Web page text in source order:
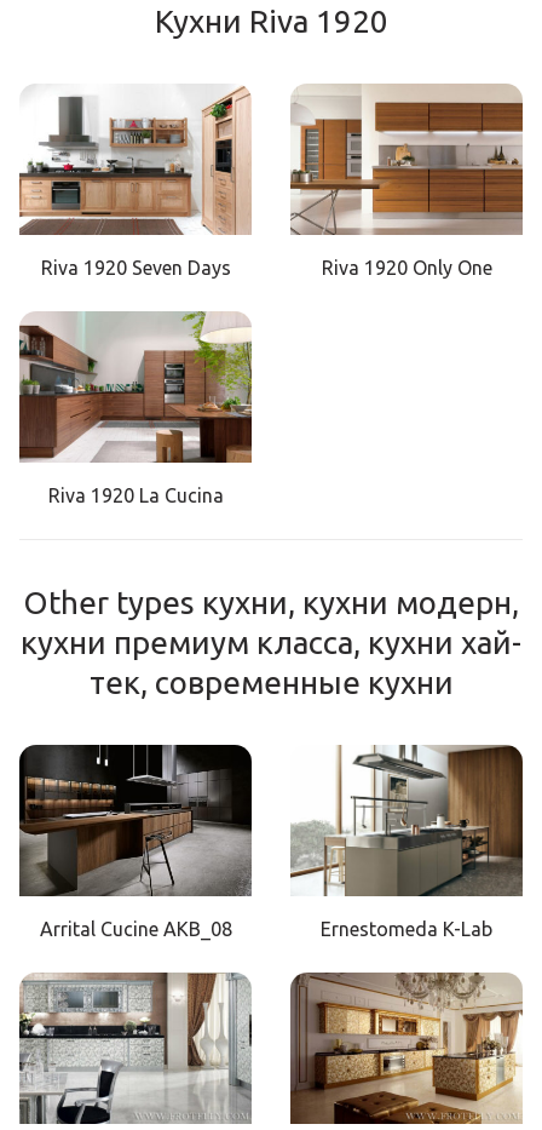
Кухни Riva 1920
Riva 1920 Seven Days Riva 1920 Only One
Riva 1920 La Cucina
Other types кухни, кухни модерн,
кухни премиум класса, кухни хай-
тек, современные кухни
Arrital Cucine AKB_08 Ernestomeda K-Lab